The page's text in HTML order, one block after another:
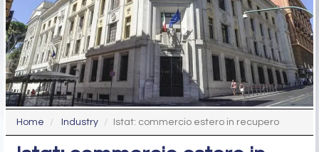
Home Industry Istat: commercio estero in recupero